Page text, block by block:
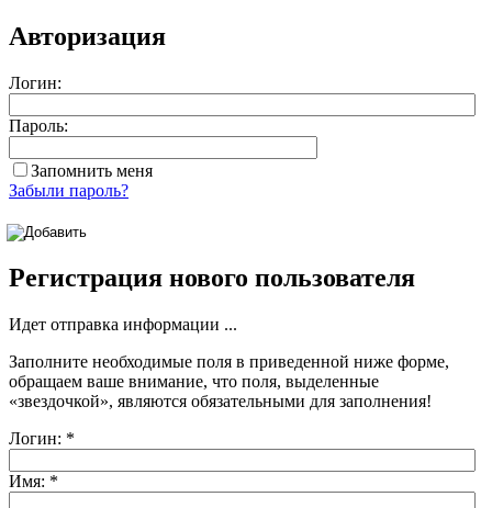
Авторизация
Логин:
Пароль:
Запомнить меня
Забыли пароль?
Регистрация нового пользователя
Идет отправка информации ...
Заполните необходимые поля в приведенной ниже форме,
обращаем ваше внимание, что поля, выделенные
«звездочкой», являются обязательными для заполнения!
Логин: *
Имя: *